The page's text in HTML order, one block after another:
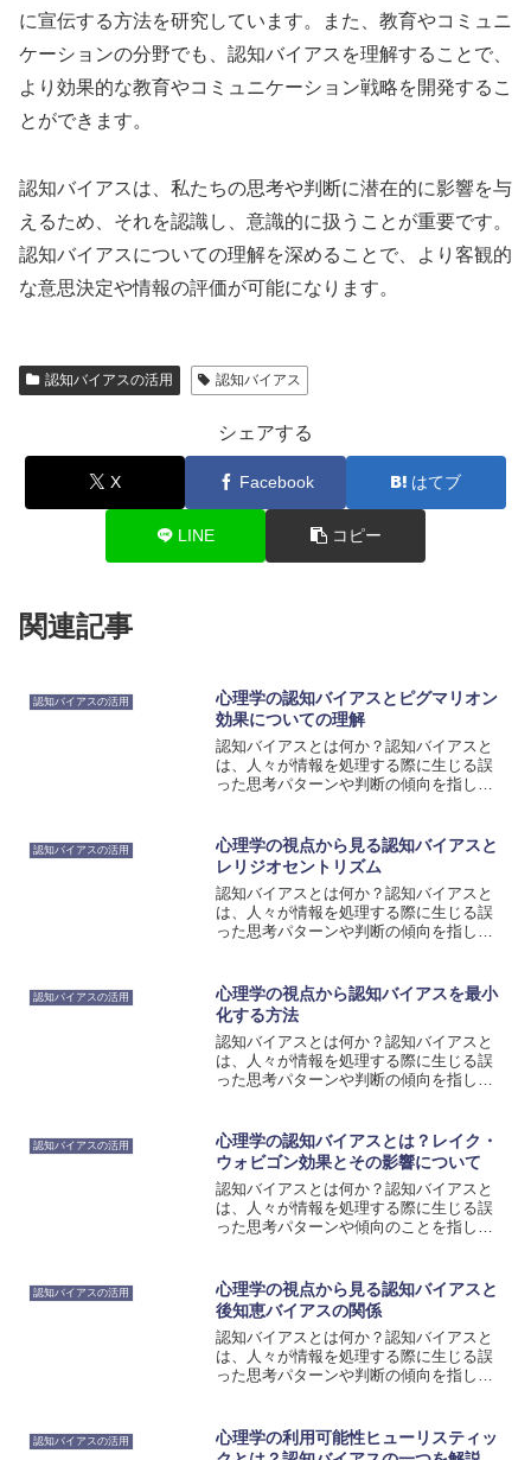
に宣伝する方法を研究しています。また、教育やコミュニ
ケーションの分野でも、認知バイアスを理解することで、
より効果的な教育やコミュニケーション戦略を開発するこ
とができます。
認知バイアスは、私たちの思考や判断に潜在的に影響を与
えるため、それを認識し、意識的に扱うことが重要です。
認知バイアスについての理解を深めることで、より客観的
な意思決定や情報の評価が可能になります。
認知バイアスの活用 認知バイアス
シェアする
X Facebook はてブ
LINE コピー
関連記事
認知バイアスの活用
心理学の認知バイアスとピグマリオン
効果についての理解
認知バイアスとは何か？認知バイアスと
は、人々が情報を処理する際に生じる誤
った思考パターンや判断の傾向を指しま
は、自分自身の経験や信念、社会的な影
響などが関与します。これら...
認知バイアスの活用
心理学の視点から見る認知バイアスと
レリジオセントリズム
認知バイアスとは何か？認知バイアスと
は、人々が情報を処理する際に生じる誤
った思考パターンや判断の傾向を指しま
は、無意識のうちに特定の思考パターン
や判断の傾向に従っているこ...
認知バイアスの活用
心理学の視点から認知バイアスを最小
化する方法
認知バイアスとは何か？認知バイアスと
は、人々が情報を処理する際に生じる誤
った思考パターンや判断の傾向を指しま
や解釈に偏りが生じることによって起こ
ります。認知バイアスは、...
認知バイアスの活用
心理学の認知バイアスとは？レイク・
ウォビゴン効果とその影響について
認知バイアスとは何か？認知バイアスと
は、人々が情報を処理する際に生じる誤
った思考パターンや傾向のことを指しま
憶する際には、無意識のうちに特定のバ
イアスが働いています。こ...
認知バイアスの活用
心理学の視点から見る認知バイアスと
後知恵バイアスの関係
認知バイアスとは何か？認知バイアスと
は、人々が情報を処理する際に生じる誤
った思考パターンや判断の傾向を指しま
は、無意識のうちに特定の思考の傾向に
影響を受けることがあります...
認知バイアスの活用
心理学の利用可能性ヒューリスティッ